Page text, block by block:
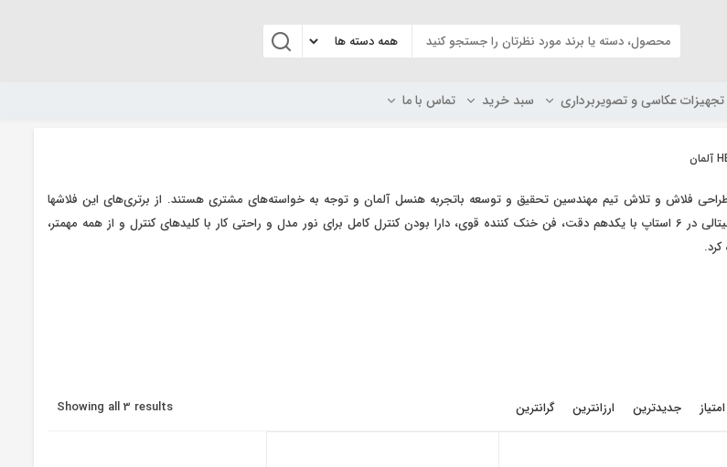
تجهیزات عکاسی و تصویربرداری سبد خرید تماس با ما
فلاش و تلاش تیم مهندسین تحقیق و توسعه با‌تجربه هنسل آلمان و توجه به خواسته‌های مشتری هستند. از برتری‌های این فلاشها
می‌توان به بدنه فلزی محکم، کنترل کامل دیجیتالی در 6 استاپ با یکدهم دقت، فن خنک کننده قوی، دارا بودن کنترل کامل برای نور مدل و راحتی کار با کلیدهای کنترل و از همه مهمتر،
Showing all 3 results امتیاز جدیدترین ارزانترین گرانترین